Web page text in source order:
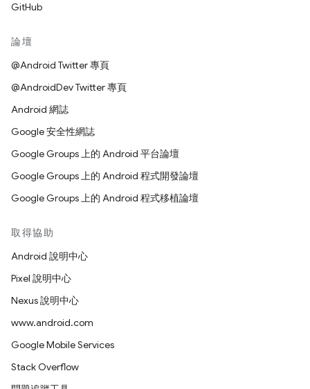
GitHub
論壇
@Android Twitter 專頁
@AndroidDev Twitter 專頁
Android 網誌
Google 安全性網誌
Google Groups 上的 Android 平台論壇
Google Groups 上的 Android 程式開發論壇
Google Groups 上的 Android 程式移植論壇
取得協助
Android 說明中心
Pixel 說明中心
Nexus 說明中心
www.android.com
Google Mobile Services
Stack Overflow